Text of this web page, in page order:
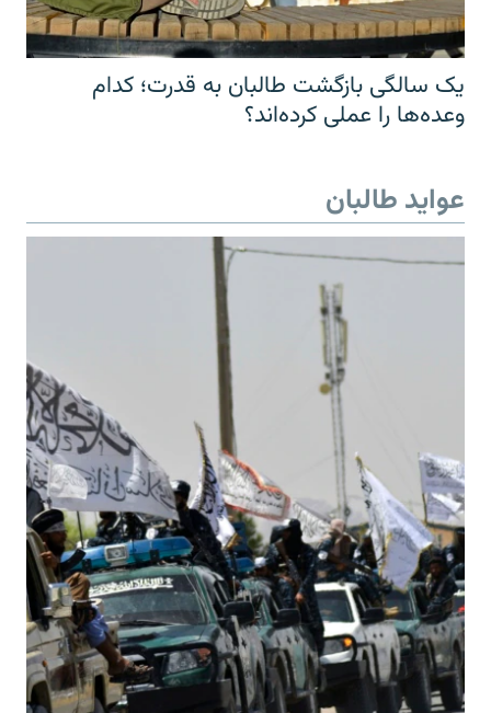
یک سالگی بازگشت طالبان به قدرت؛ کدام
وعده‌ها را عملی کرده‌اند؟
عواید طالبان